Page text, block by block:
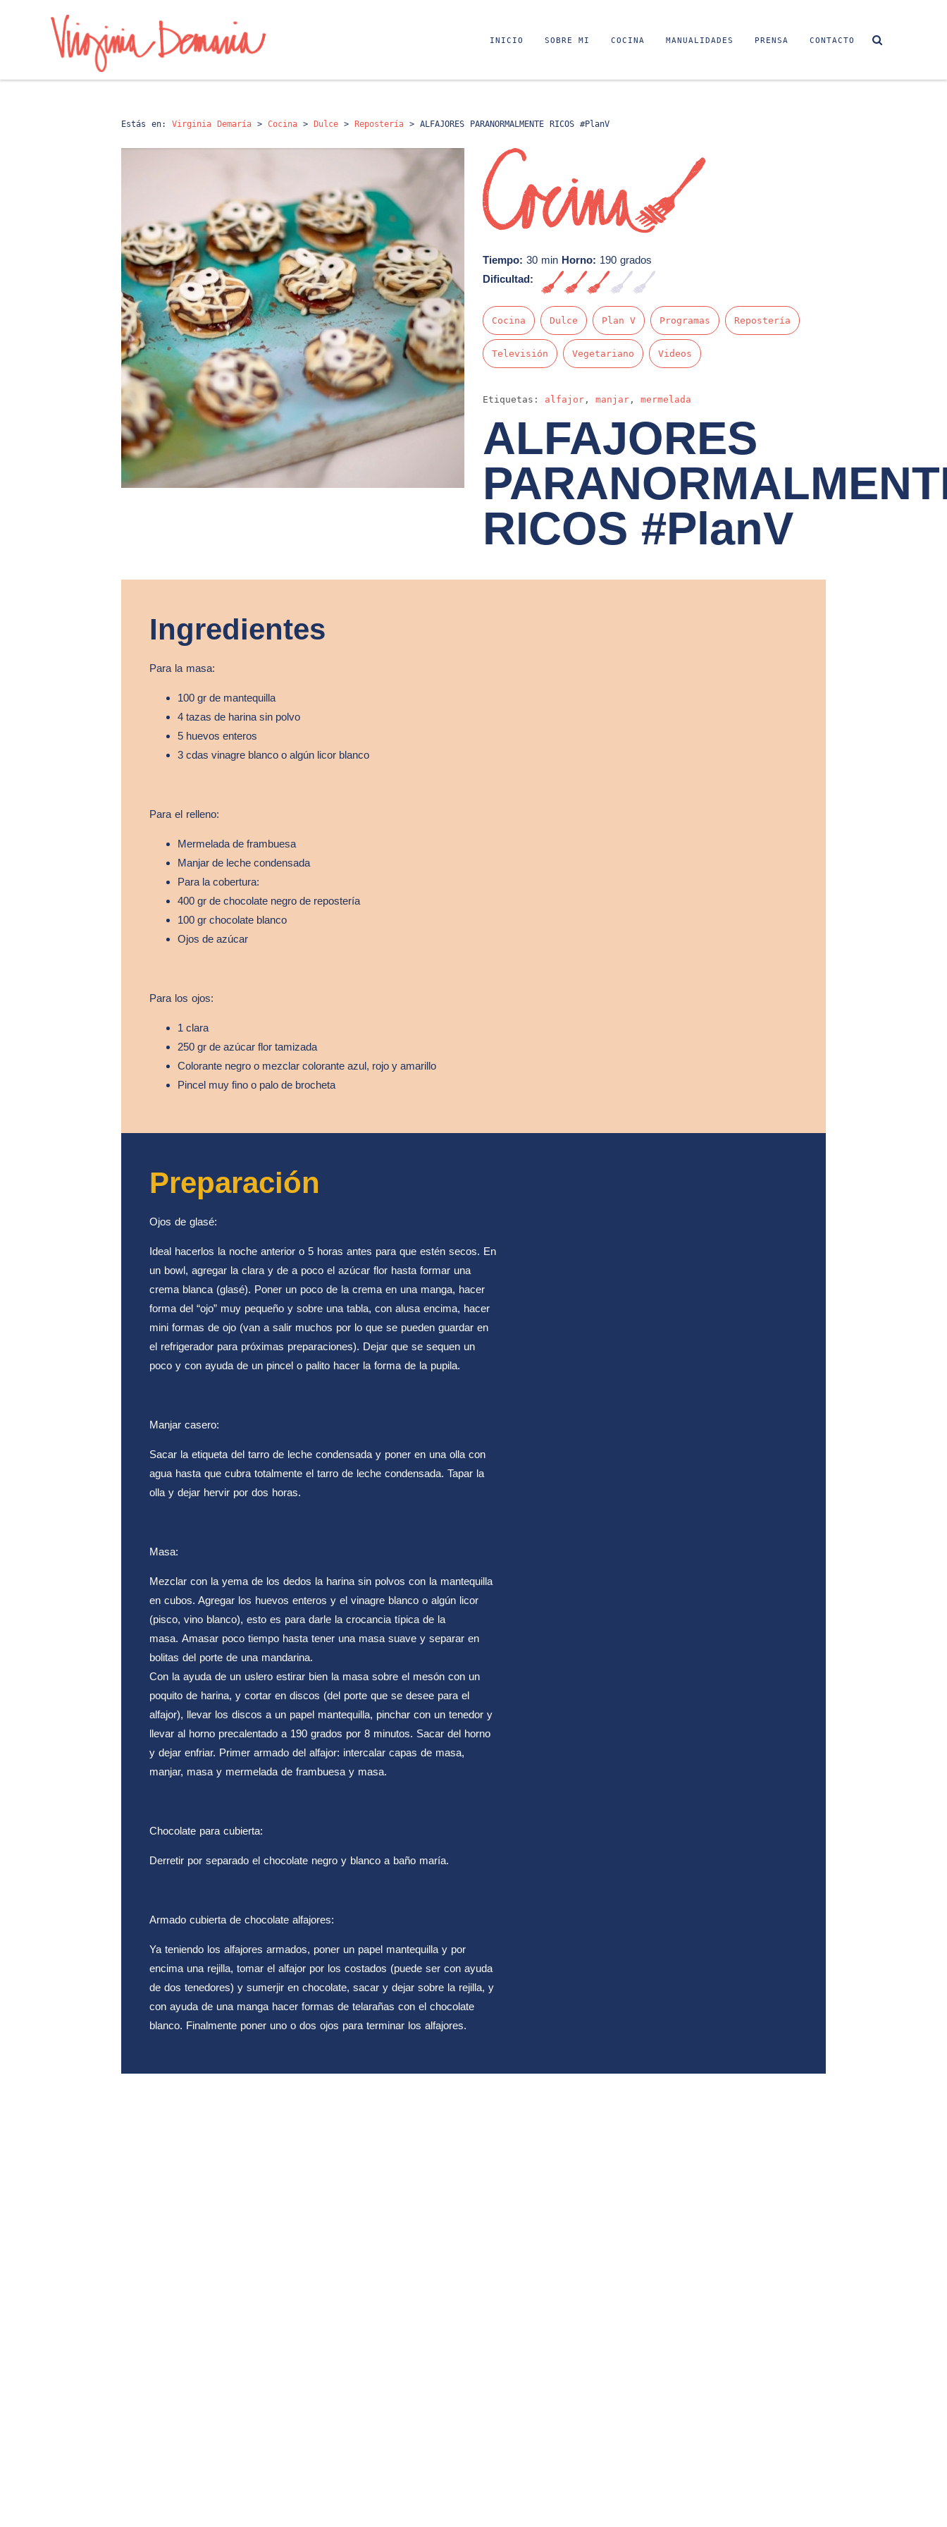
INICIO SOBRE MI COCINA MANUALIDADES PRENSA CONTACTO
Estás en: Virginia Demaría > Cocina > Dulce > Repostería > ALFAJORES PARANORMALMENTE RICOS #PlanV
Tiempo: 30 min Horno: 190 grados
Dificultad:
Cocina Dulce Plan V Programas Repostería
Televisión Vegetariano Videos
Etiquetas: alfajor, manjar, mermelada
ALFAJORES
RICOS #PlanV
Ingredientes
Para la masa:
100 gr de mantequilla
4 tazas de harina sin polvo
5 huevos enteros
3 cdas vinagre blanco o algún licor blanco
Para el relleno:
Mermelada de frambuesa
Manjar de leche condensada
Para la cobertura:
400 gr de chocolate negro de repostería
100 gr chocolate blanco
Ojos de azúcar
Para los ojos:
1 clara
250 gr de azúcar flor tamizada
Colorante negro o mezclar colorante azul, rojo y amarillo
Pincel muy fino o palo de brocheta
Preparación
Ojos de glasé:
Ideal hacerlos la noche anterior o 5 horas antes para que estén secos. En
un bowl, agregar la clara y de a poco el azúcar flor hasta formar una
crema blanca (glasé). Poner un poco de la crema en una manga, hacer
forma del “ojo” muy pequeño y sobre una tabla, con alusa encima, hacer
mini formas de ojo (van a salir muchos por lo que se pueden guardar en
el refrigerador para próximas preparaciones). Dejar que se sequen un
poco y con ayuda de un pincel o palito hacer la forma de la pupila.
Manjar casero:
Sacar la etiqueta del tarro de leche condensada y poner en una olla con
agua hasta que cubra totalmente el tarro de leche condensada. Tapar la
olla y dejar hervir por dos horas.
Masa:
Mezclar con la yema de los dedos la harina sin polvos con la mantequilla
en cubos. Agregar los huevos enteros y el vinagre blanco o algún licor
(pisco, vino blanco), esto es para darle la crocancia típica de la
masa. Amasar poco tiempo hasta tener una masa suave y separar en
bolitas del porte de una mandarina.
Con la ayuda de un uslero estirar bien la masa sobre el mesón con un
poquito de harina, y cortar en discos (del porte que se desee para el
alfajor), llevar los discos a un papel mantequilla, pinchar con un tenedor y
llevar al horno precalentado a 190 grados por 8 minutos. Sacar del horno
y dejar enfriar. Primer armado del alfajor: intercalar capas de masa,
manjar, masa y mermelada de frambuesa y masa.
Chocolate para cubierta:
Derretir por separado el chocolate negro y blanco a baño maría.
Armado cubierta de chocolate alfajores:
Ya teniendo los alfajores armados, poner un papel mantequilla y por
encima una rejilla, tomar el alfajor por los costados (puede ser con ayuda
de dos tenedores) y sumerjir en chocolate, sacar y dejar sobre la rejilla, y
con ayuda de una manga hacer formas de telarañas con el chocolate
blanco. Finalmente poner uno o dos ojos para terminar los alfajores.